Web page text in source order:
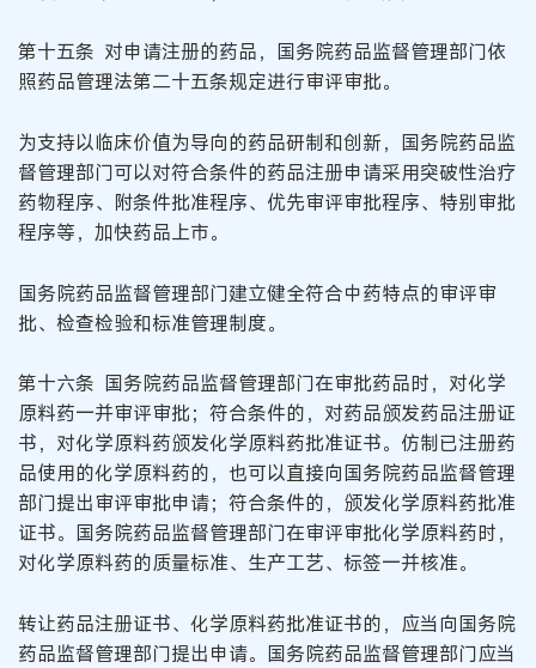
第十五条 对申请注册的药品，国务院药品监督管理部门依
照药品管理法第二十五条规定进行审评审批。
为支持以临床价值为导向的药品研制和创新，国务院药品监
督管理部门可以对符合条件的药品注册申请采用突破性治疗
药物程序、附条件批准程序、优先审评审批程序、特别审批
程序等，加快药品上市。
国务院药品监督管理部门建立健全符合中药特点的审评审
批、检查检验和标准管理制度。
第十六条 国务院药品监督管理部门在审批药品时，对化学
原料药一并审评审批；符合条件的，对药品颁发药品注册证
书，对化学原料药颁发化学原料药批准证书。仿制已注册药
品使用的化学原料药的，也可以直接向国务院药品监督管理
部门提出审评审批申请；符合条件的，颁发化学原料药批准
证书。国务院药品监督管理部门在审评审批化学原料药时，
对化学原料药的质量标准、生产工艺、标签一并核准。
转让药品注册证书、化学原料药批准证书的，应当向国务院
药品监督管理部门提出申请。国务院药品监督管理部门应当